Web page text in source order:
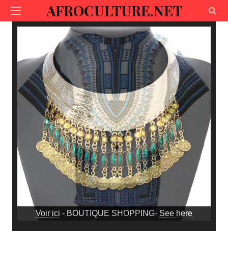
AFROCULTURE.NET
Voir ici - BOUTIQUE SHOPPING- See here